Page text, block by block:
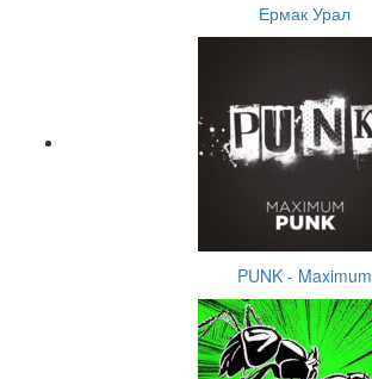
Ермак Урал
PUNK - Maximum